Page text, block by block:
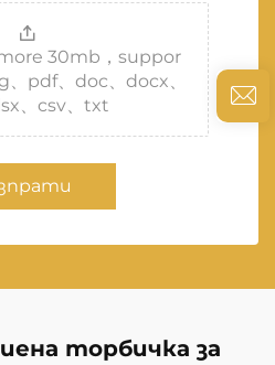
30mb，suppor
pdf、doc、docx、
、csv、txt
торбичка за